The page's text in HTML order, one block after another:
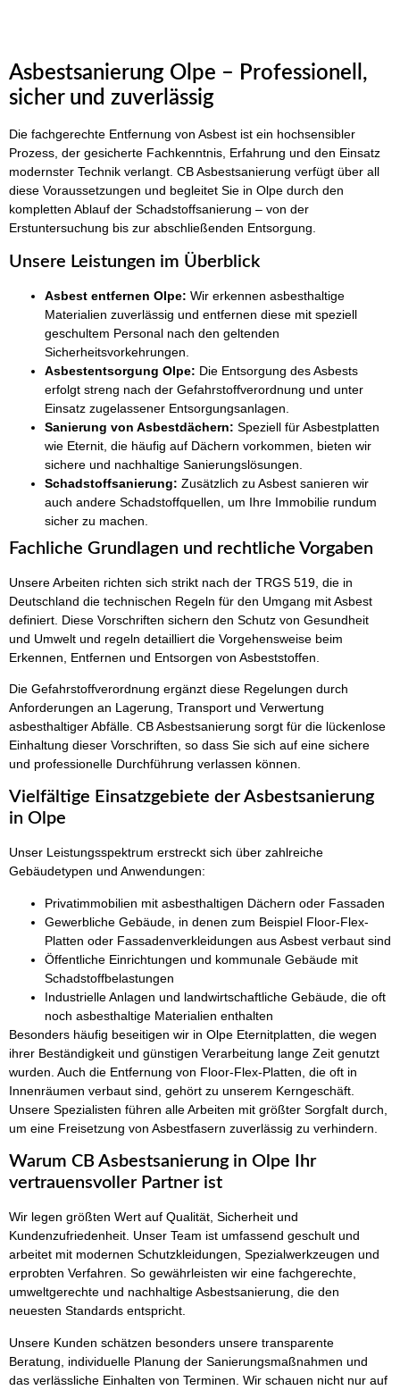
Asbestsanierung Olpe – Professionell,
sicher und zuverlässig
Die fachgerechte Entfernung von Asbest ist ein hochsensibler
Prozess, der gesicherte Fachkenntnis, Erfahrung und den Einsatz
modernster Technik verlangt. CB Asbestsanierung verfügt über all
diese Voraussetzungen und begleitet Sie in Olpe durch den
kompletten Ablauf der Schadstoffsanierung – von der
Erstuntersuchung bis zur abschließenden Entsorgung.
Unsere Leistungen im Überblick
Asbest entfernen Olpe: Wir erkennen asbesthaltige
Materialien zuverlässig und entfernen diese mit speziell
geschultem Personal nach den geltenden
Sicherheitsvorkehrungen.
Asbestentsorgung Olpe: Die Entsorgung des Asbests
erfolgt streng nach der Gefahrstoffverordnung und unter
Einsatz zugelassener Entsorgungsanlagen.
Sanierung von Asbestdächern: Speziell für Asbestplatten
wie Eternit, die häufig auf Dächern vorkommen, bieten wir
sichere und nachhaltige Sanierungslösungen.
Schadstoffsanierung: Zusätzlich zu Asbest sanieren wir
auch andere Schadstoffquellen, um Ihre Immobilie rundum
sicher zu machen.
Fachliche Grundlagen und rechtliche Vorgaben
Unsere Arbeiten richten sich strikt nach der TRGS 519, die in
Deutschland die technischen Regeln für den Umgang mit Asbest
definiert. Diese Vorschriften sichern den Schutz von Gesundheit
und Umwelt und regeln detailliert die Vorgehensweise beim
Erkennen, Entfernen und Entsorgen von Asbeststoffen.
Die Gefahrstoffverordnung ergänzt diese Regelungen durch
Anforderungen an Lagerung, Transport und Verwertung
asbesthaltiger Abfälle. CB Asbestsanierung sorgt für die lückenlose
Einhaltung dieser Vorschriften, so dass Sie sich auf eine sichere
und professionelle Durchführung verlassen können.
Vielfältige Einsatzgebiete der Asbestsanierung
in Olpe
Unser Leistungsspektrum erstreckt sich über zahlreiche
Gebäudetypen und Anwendungen:
Privatimmobilien mit asbesthaltigen Dächern oder Fassaden
Gewerbliche Gebäude, in denen zum Beispiel Floor-Flex-
Platten oder Fassadenverkleidungen aus Asbest verbaut sind
Öffentliche Einrichtungen und kommunale Gebäude mit
Schadstoffbelastungen
Industrielle Anlagen und landwirtschaftliche Gebäude, die oft
noch asbesthaltige Materialien enthalten
Besonders häufig beseitigen wir in Olpe Eternitplatten, die wegen
ihrer Beständigkeit und günstigen Verarbeitung lange Zeit genutzt
wurden. Auch die Entfernung von Floor-Flex-Platten, die oft in
Innenräumen verbaut sind, gehört zu unserem Kerngeschäft.
Unsere Spezialisten führen alle Arbeiten mit größter Sorgfalt durch,
um eine Freisetzung von Asbestfasern zuverlässig zu verhindern.
Warum CB Asbestsanierung in Olpe Ihr
vertrauensvoller Partner ist
Wir legen größten Wert auf Qualität, Sicherheit und
Kundenzufriedenheit. Unser Team ist umfassend geschult und
arbeitet mit modernen Schutzkleidungen, Spezialwerkzeugen und
erprobten Verfahren. So gewährleisten wir eine fachgerechte,
umweltgerechte und nachhaltige Asbestsanierung, die den
neuesten Standards entspricht.
Unsere Kunden schätzen besonders unsere transparente
Beratung, individuelle Planung der Sanierungsmaßnahmen und
das verlässliche Einhalten von Terminen. Wir schauen nicht nur auf